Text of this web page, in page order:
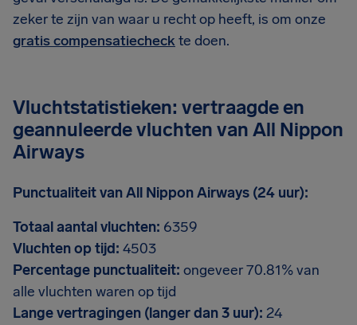
zeker te zijn van waar u recht op heeft, is om onze
gratis compensatiecheck te doen.
Vluchtstatistieken: vertraagde en
geannuleerde vluchten van All Nippon
Airways
Punctualiteit van All Nippon Airways (24 uur):
Totaal aantal vluchten: 6359
Vluchten op tijd: 4503
Percentage punctualiteit: ongeveer 70.81% van
alle vluchten waren op tijd
Lange vertragingen (langer dan 3 uur): 24